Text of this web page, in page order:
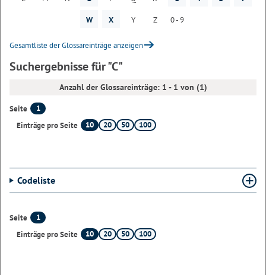
W X Y Z 0 - 9
Gesamtliste der Glossareinträge anzeigen
Suchergebnisse für "C"
Anzahl der Glossareinträge: 1 - 1 von (1)
Seite
1
Einträge pro Seite
10 20 50 100
Codeliste
Seite
1
Einträge pro Seite
10 20 50 100